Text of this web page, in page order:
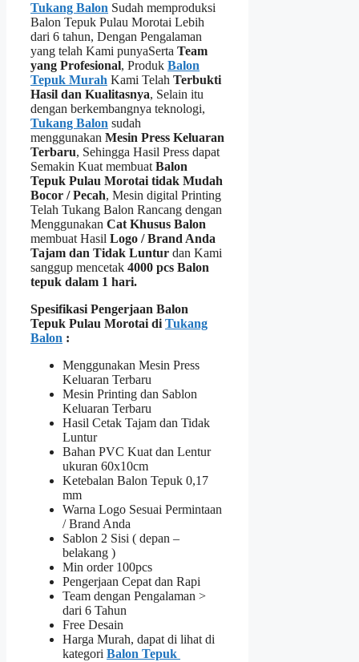
Tukang Balon Sudah memproduksi
Balon Tepuk Pulau Morotai Lebih
dari 6 tahun, Dengan Pengalaman
yang telah Kami punyaSerta Team
yang Profesional, Produk Balon
Tepuk Murah Kami Telah Terbukti
Hasil dan Kualitasnya, Selain itu
dengan berkembangnya teknologi,
Tukang Balon sudah
menggunakan Mesin Press Keluaran
Terbaru, Sehingga Hasil Press dapat
Semakin Kuat membuat Balon
Tepuk Pulau Morotai tidak Mudah
Bocor / Pecah, Mesin digital Printing
Telah Tukang Balon Rancang dengan
Menggunakan Cat Khusus Balon
membuat Hasil Logo / Brand Anda
Tajam dan Tidak Luntur dan Kami
sanggup mencetak 4000 pcs Balon
tepuk dalam 1 hari.
Spesifikasi Pengerjaan Balon
Tepuk Pulau Morotai di Tukang
Balon :
Menggunakan Mesin Press
Keluaran Terbaru
Mesin Printing dan Sablon
Keluaran Terbaru
Hasil Cetak Tajam dan Tidak
Luntur
Bahan PVC Kuat dan Lentur
ukuran 60x10cm
Ketebalan Balon Tepuk 0,17
mm
Warna Logo Sesuai Permintaan
/ Brand Anda
Sablon 2 Sisi ( depan –
belakang )
Min order 100pcs
Pengerjaan Cepat dan Rapi
Team dengan Pengalaman >
dari 6 Tahun
Free Desain
Harga Murah, dapat di lihat di
kategori Balon Tepuk